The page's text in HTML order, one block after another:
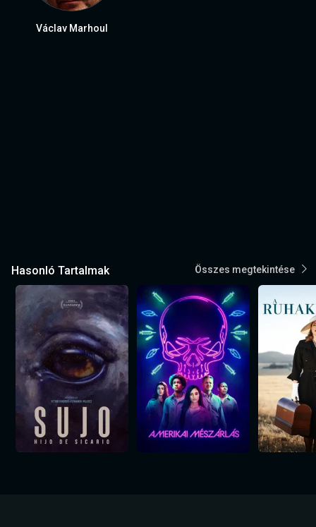
Václav Marhoul
Hasonló Tartalmak Összes megtekintése